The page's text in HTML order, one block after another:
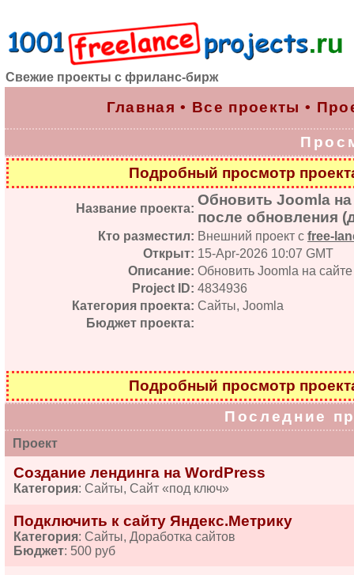
Свежие проекты с фриланс-бирж
Главная • Все проекты •
Подробный просмотр
Название проекта:
Обновить Joomla на
после обновления
Кто разместил: Внешний проект с free-
Открыт: 15-Apr-2026 10:07 GMT
Описание: Обновить Joomla на
Project ID: 4834936
Категория проекта: Сайты, Joomla
Бюджет проекта:
Подробный просмотр
Последние
Проект
Создание лендинга на WordPress
Категория: Сайты, Сайт «под ключ»
Подключить к сайту Яндекс.Метрику
Категория: Сайты, Доработка сайтов
Бюджет: 500 руб